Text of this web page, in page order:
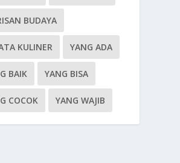
BUDAYA
KULINER YANG ADA
BAIK YANG BISA
COCOK YANG WAJIB